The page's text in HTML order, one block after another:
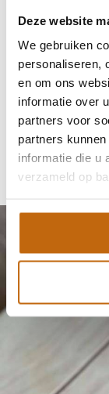
Deze website
We gebruiken
personaliseren,
en om ons
informatie over
partners voor
partners
informatie die u
verzameld op